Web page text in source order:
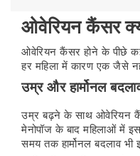
ओवेरियन कैंसर
ओवेरियन कैंसर होने के पीछे
हर महिला में कारण एक जैसे
उम्र और हार्मोनल
उम्र बढ़ने के साथ ओवेरियन
मेनोपॉज के बाद महिलाओं में
समय तक हार्मोनल बदलाव